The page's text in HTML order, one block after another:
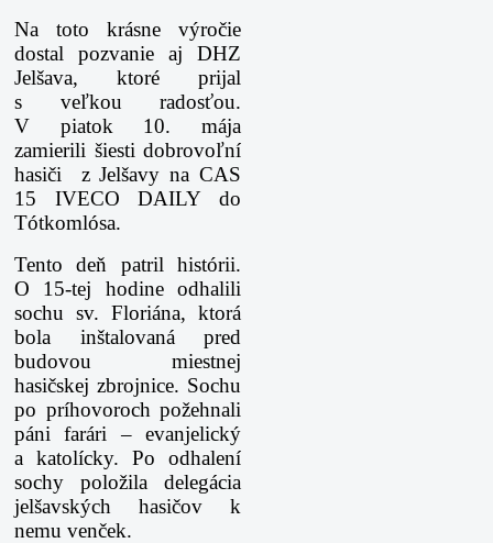
Na toto krásne výročie
dostal pozvanie aj DHZ
Jelšava, ktoré prijal
s veľkou radosťou.
V piatok 10. mája
zamierili šiesti dobrovoľní
hasiči z Jelšavy na CAS
15 IVECO DAILY do
Tótkomlósa.
Tento deň patril histórii.
O 15-tej hodine odhalili
sochu sv. Floriána, ktorá
bola inštalovaná pred
budovou miestnej
hasičskej zbrojnice. Sochu
po príhovoroch požehnali
páni farári – evanjelický
a katolícky. Po odhalení
sochy položila delegácia
jelšavských hasičov k
nemu venček.